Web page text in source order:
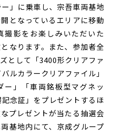
ー」に乗車し、宗吾車両基地
となっているエリアに移動
撮影をお楽しみいただいた
なります。また、参加者全
として「3400形クリアファ
ルカラークリアファイル」
ー」「車両銘板型マグネッ
念証」をプレゼントするほ
プレゼントが当たる抽選会
基地内にて、京成グループ